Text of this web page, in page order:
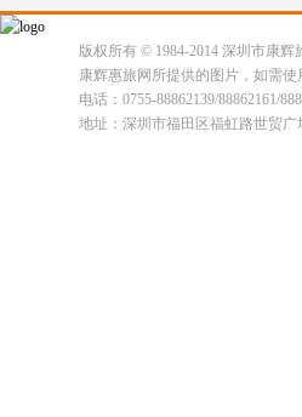
版权所有 © 1984-2014 深圳市康
康辉惠旅网所提供的图片，如需
电话：0755-88862139/88862161/
地址：深圳市福田区福虹路世贸